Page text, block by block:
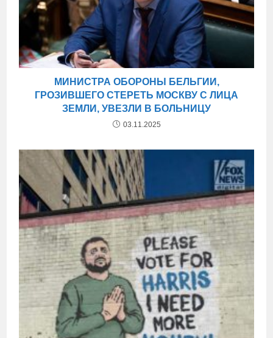
МИНИСТРА ОБОРОНЫ БЕЛЬГИИ,
ГРОЗИВШЕГО СТЕРЕТЬ МОСКВУ С ЛИЦА
ЗЕМЛИ, УВЕЗЛИ В БОЛЬНИЦУ
03.11.2025